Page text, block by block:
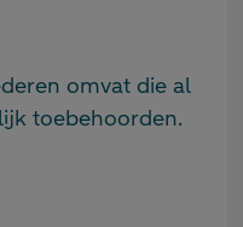
omvat die al
toebehoorden.